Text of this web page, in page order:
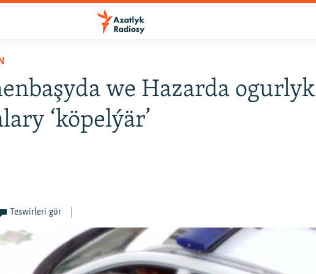
we Hazarda ogurlyk
‘köpelýär’
Teswirleri gör